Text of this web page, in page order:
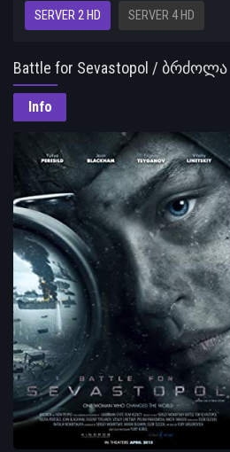
SERVER 2 HD SERVER 4 HD
Battle for Sevastopol / ბრძოლა
სევასტოპოლისთვის
Info